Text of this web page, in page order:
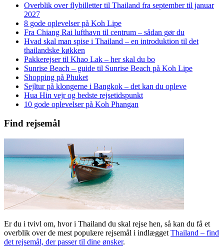
Overblik over flybilletter til Thailand fra september til januar
2027
8 gode oplevelser på Koh Lipe
Fra Chiang Rai lufthavn til centrum – sådan gør du
Hvad skal man spise i Thailand – en introduktion til det
thailandske køkken
Pakkerejser til Khao Lak – her skal du bo
Sunrise Beach – guide til Sunrise Beach på Koh Lipe
Shopping på Phuket
Sejltur på klongerne i Bangkok – det kan du opleve
Hua Hin vejr og bedste rejsetidspunkt
10 gode oplevelser på Koh Phangan
Find rejsemål
Er du i tvivl om, hvor i Thailand du skal rejse hen, så kan du få et
overblik over de mest populære rejsemål i indlægget Thailand – find
det rejsemål, der passer til dine ønsker.